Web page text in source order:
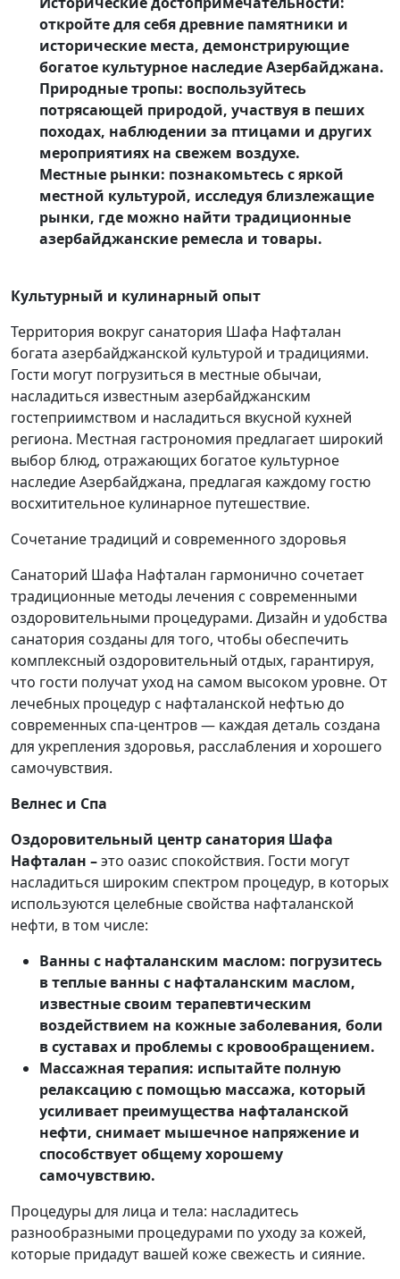
откройте для себя древние памятники и
исторические места, демонстрирующие
богатое культурное наследие Азербайджана.
Природные тропы: воспользуйтесь
потрясающей природой, участвуя в пеших
походах, наблюдении за птицами и других
мероприятиях на свежем воздухе.
Местные рынки: познакомьтесь с яркой
местной культурой, исследуя близлежащие
рынки, где можно найти традиционные
азербайджанские ремесла и товары.
Культурный и кулинарный опыт
Территория вокруг санатория Шафа Нафталан
богата азербайджанской культурой и традициями.
Гости могут погрузиться в местные обычаи,
насладиться известным азербайджанским
гостеприимством и насладиться вкусной кухней
региона. Местная гастрономия предлагает широкий
выбор блюд, отражающих богатое культурное
наследие Азербайджана, предлагая каждому гостю
восхитительное кулинарное путешествие.
Сочетание традиций и современного здоровья
Санаторий Шафа Нафталан гармонично сочетает
традиционные методы лечения с современными
оздоровительными процедурами. Дизайн и удобства
санатория созданы для того, чтобы обеспечить
комплексный оздоровительный отдых, гарантируя,
что гости получат уход на самом высоком уровне. От
лечебных процедур с нафталанской нефтью до
современных спа-центров — каждая деталь создана
для укрепления здоровья, расслабления и хорошего
самочувствия.
Велнес и Спа
Оздоровительный центр санатория Шафа
Нафталан –это оазис спокойствия. Гости могут
насладиться широким спектром процедур, в которых
используются целебные свойства нафталанской
нефти, в том числе:
Ванны с нафталанским маслом: погрузитесь
в теплые ванны с нафталанским маслом,
известные своим терапевтическим
воздействием на кожные заболевания, боли
в суставах и проблемы с кровообращением.
Массажная терапия: испытайте полную
релаксацию с помощью массажа, который
усиливает преимущества нафталанской
нефти, снимает мышечное напряжение и
способствует общему хорошему
самочувствию.
Процедуры для лица и тела: насладитесь
разнообразными процедурами по уходу за кожей,
которые придадут вашей коже свежесть и сияние.